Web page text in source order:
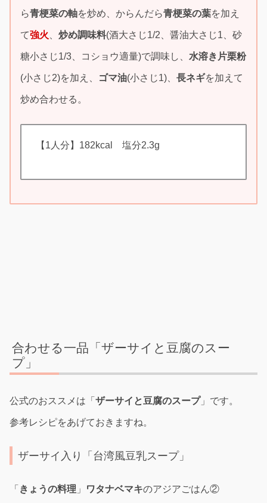
ら青梗菜の軸を炒め、からんだら青梗菜の葉を加え
て強火、 炒め調味料(酒大さじ1/2、醤油大さじ1、砂
糖小さじ1/3、コショウ適量)で調味し、 水溶き片栗粉
(小さじ2)を加え、 ゴマ油(小さじ1)、 長ネギを加えて
炒め合わせる。
【1人分】182kcal 塩分2.3g
合わせる一品「ザーサイと豆腐のスー
プ」
公式のおススメは「 ザーサイと豆腐のスープ」です。
参考レシピをあげておきますね。
ザーサイ入り「台湾風豆乳スープ」
「 きょうの料理 」 ワタナベマキのアジアごはん②